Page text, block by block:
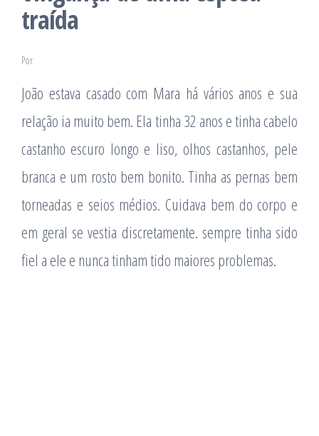
traída
Por
João estava casado com Mara há vários anos e sua
relação ia muito bem. Ela tinha 32 anos e tinha cabelo
castanho escuro longo e liso, olhos castanhos, pele
branca e um rosto bem bonito. Tinha as pernas bem
torneadas e seios médios. Cuidava bem do corpo e
em geral se vestia discretamente. sempre tinha sido
fiel a ele e nunca tinham tido maiores problemas.